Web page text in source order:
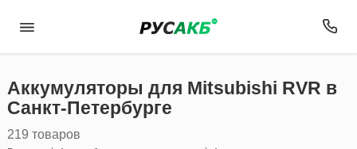
Аккумуляторы для Mitsubishi RVR в
Санкт-Петербурге
219 товаров